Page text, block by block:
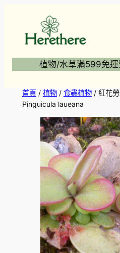
植物/水草滿599免運
首頁/ 植物/ 食蟲植物/ 紅花
Pinguicula laueana